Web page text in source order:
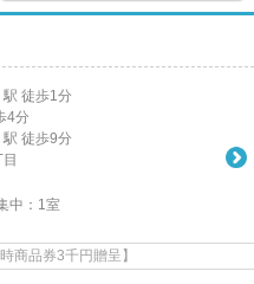
駅 徒歩1分
4分
駅 徒歩9分
中： 1室
商品券3千円贈呈】